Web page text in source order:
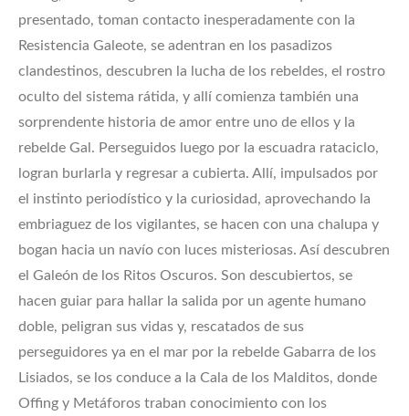
presentado, toman contacto inesperadamente con la
Resistencia Galeote, se adentran en los pasadizos
clandestinos, descubren la lucha de los rebeldes, el rostro
oculto del sistema rátida, y allí comienza también una
sorprendente historia de amor entre uno de ellos y la
rebelde Gal. Perseguidos luego por la escuadra rataciclo,
logran burlarla y regresar a cubierta. Allí, impulsados por
el instinto periodístico y la curiosidad, aprovechando la
embriaguez de los vigilantes, se hacen con una chalupa y
bogan hacia un navío con luces misteriosas. Así descubren
el Galeón de los Ritos Oscuros. Son descubiertos, se
hacen guiar para hallar la salida por un agente humano
doble, peligran sus vidas y, rescatados de sus
perseguidores ya en el mar por la rebelde Gabarra de los
Lisiados, se los conduce a la Cala de los Malditos, donde
Offing y Metáforos traban conocimiento con los